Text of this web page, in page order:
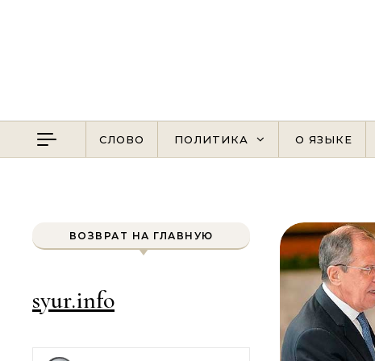
СЛОВО ПОЛИТИКА О ЯЗЫКЕ
ВОЗВРАТ НА ГЛАВНУЮ
syur.info